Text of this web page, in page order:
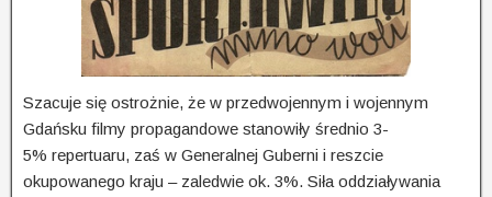
Szacuje się ostrożnie, że w przedwojennym i wojennym
Gdańsku filmy propagandowe stanowiły średnio 3-
5% repertuaru, zaś w Generalnej Guberni i reszcie
okupowanego kraju – zaledwie ok. 3%. Siła oddziaływania